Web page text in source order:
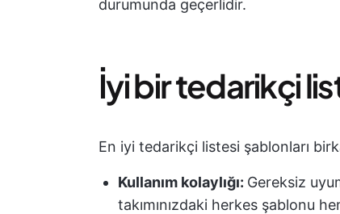
durumunda geçerlidir.
İyi bir tedarikçi
En iyi tedarikçi listesi şablonları
Kullanım kolaylığı: Gereksiz
takımınızdaki herkes şablonu